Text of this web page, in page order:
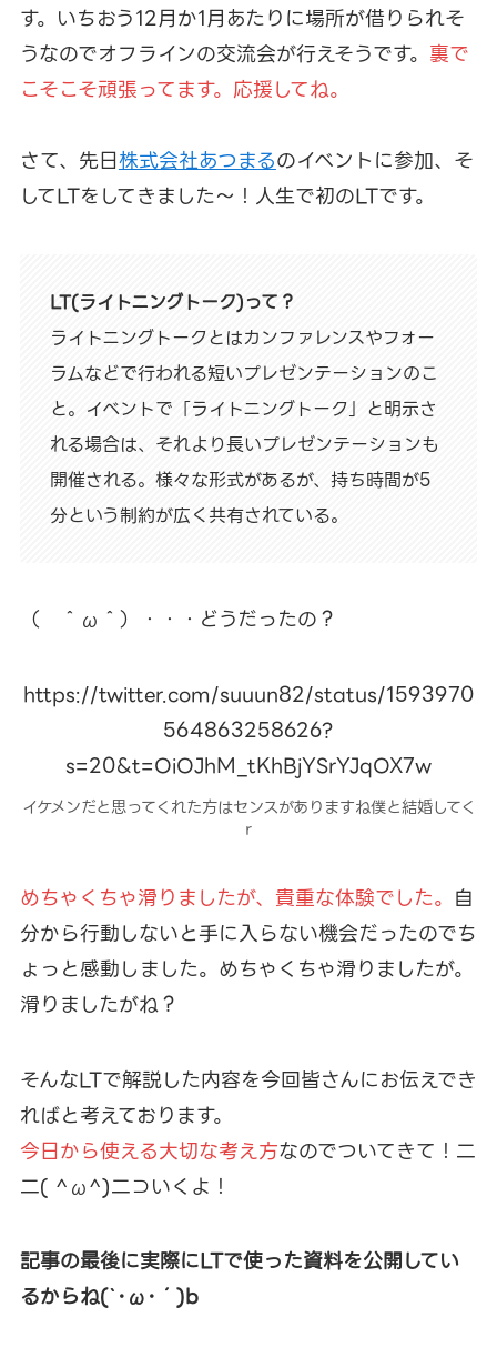
す。いちおう12月か1月あたりに場所が借りられそ
うなのでオフラインの交流会が行えそうです。 裏で
こそこそ頑張ってます。応援してね。
さて、先日株式会社あつまるのイベントに参加、そ
してLTをしてきました～！人生で初のLTです。
LT(ライトニングトーク)って？
ライトニングトークとはカンファレンスやフォー
ラムなどで行われる短いプレゼンテーションのこ
と。イベントで「ライトニングトーク」と明示さ
れる場合は、それより長いプレゼンテーションも
開催される。様々な形式があるが、持ち時間が5
分という制約が広く共有されている。
（ ＾ω＾）・・・どうだったの？
https://twitter.com/suuun82/status/1593970
564863258626?
s=20&t=OiOJhM_tKhBjYSrYJqOX7w
イケメンだと思ってくれた方はセンスがありますね僕と結婚してく
ｒ
めちゃくちゃ滑りましたが、貴重な体験でした。 自
分から行動しないと手に入らない機会だったのでち
ょっと感動しました。めちゃくちゃ滑りましたが。
滑りましたがね？
そんなLTで解説した内容を今回皆さんにお伝えでき
ればと考えております。
今日から使える大切な考え方なのでついてきて！二
二( ^ω^)二⊃いくよ！
記事の最後に実際にLTで使った資料を公開してい
るからね(`･ω･´)b